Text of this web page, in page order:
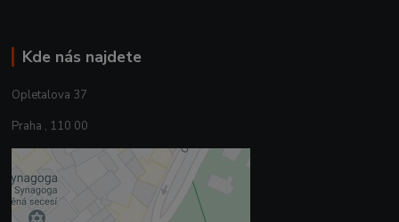
Kde nás najdete
Opletalova 37
Praha , 110 00